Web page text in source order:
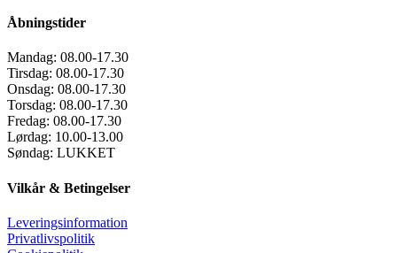
Åbningstider
Mandag: 08.00-17.30
Tirsdag: 08.00-17.30
Onsdag: 08.00-17.30
Torsdag: 08.00-17.30
Fredag: 08.00-17.30
Lørdag: 10.00-13.00
Søndag: LUKKET
Vilkår & Betingelser
Leveringsinformation
Privatlivspolitik